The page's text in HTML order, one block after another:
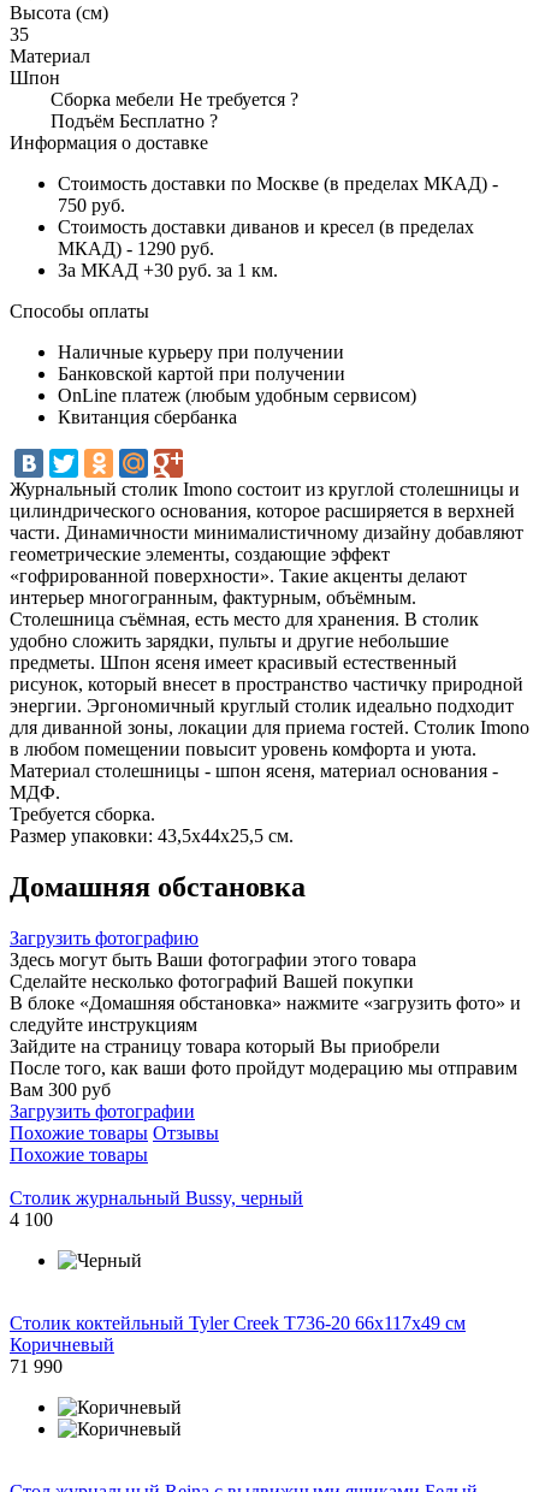
Высота (см)
35
Материал
Шпон
Сборка мебели Не требуется ?
Подъём Бесплатно ?
Информация о доставке
Стоимость доставки по Москве (в пределах МКАД) -
750 руб.
Стоимость доставки диванов и кресел (в пределах
МКАД) - 1290 руб.
За МКАД +30 руб. за 1 км.
Способы оплаты
Наличные курьеру при получении
Банковской картой при получении
OnLine платеж (любым удобным сервисом)
Квитанция сбербанка
Журнальный столик Imono состоит из круглой столешницы и
цилиндрического основания, которое расширяется в верхней
части. Динамичности минималистичному дизайну добавляют
геометрические элементы, создающие эффект
«гофрированной поверхности». Такие акценты делают
интерьер многогранным, фактурным, объёмным.
Столешница съёмная, есть место для хранения. В столик
удобно сложить зарядки, пульты и другие небольшие
предметы. Шпон ясеня имеет красивый естественный
рисунок, который внесет в пространство частичку природной
энергии. Эргономичный круглый столик идеально подходит
для диванной зоны, локации для приема гостей. Столик Imono
в любом помещении повысит уровень комфорта и уюта.
Материал столешницы - шпон ясеня, материал основания -
МДФ.
Требуется сборка.
Размер упаковки: 43,5х44х25,5 см.
Домашняя обстановка
Загрузить фотографию
Здесь могут быть Ваши фотографии этого товара
Сделайте несколько фотографий Вашей покупки
В блоке «Домашняя обстановка» нажмите «загрузить фото» и
следуйте инструкциям
Зайдите на страницу товара который Вы приобрели
После того, как ваши фото пройдут модерацию мы отправим
Вам 300 руб
Загрузить фотографии
Похожие товары Отзывы
Похожие товары
Столик журнальный Bussy, черный
4 100
Столик коктейльный Tyler Creek T736-20 66х117х49 см
Коричневый
71 990